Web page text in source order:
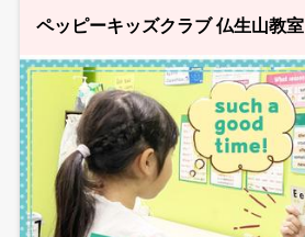
ペッピーキッズクラブ 仏生山教室